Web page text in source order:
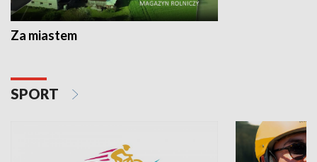
Za miastem
SPORT